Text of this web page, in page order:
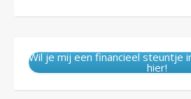
Wil je mij een financieel steuntje
hier!